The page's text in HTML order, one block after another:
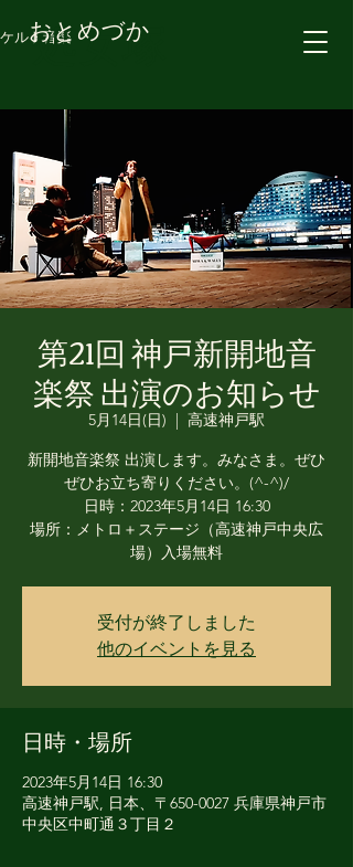
ケルト音楽
処女塚
おとめづか
第21回 神戸新開地音
楽祭 出演のお知らせ
5月14日(日)
  |
高速神戸駅
新開地音楽祭 出演します。みなさま。ぜひ
ぜひお立ち寄りください。(^-^)/
日時：2023年5月14日 16:30
場所：メトロ＋ステージ（高速神戸中央広
場）入場無料
受付が終了しました
他のイベントを見る
日時・場所
2023年5月14日 16:30
高速神戸駅, 日本、〒650-0027 兵庫県神戸市
中央区中町通３丁目２